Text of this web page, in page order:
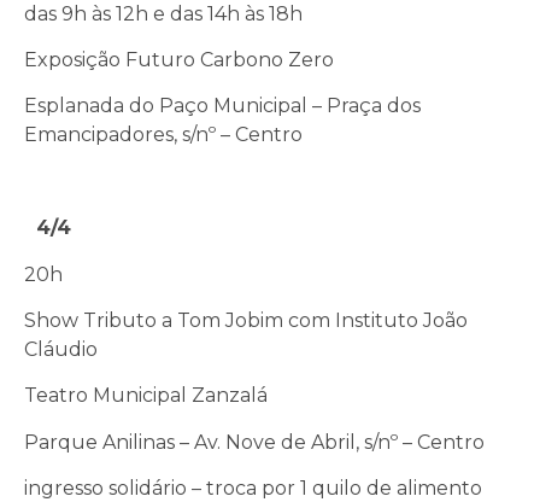
das 9h às 12h e das 14h às 18h
Exposição Futuro Carbono Zero
Esplanada do Paço Municipal – Praça dos
Emancipadores, s/nº – Centro
4/4
20h
Show Tributo a Tom Jobim com Instituto João
Cláudio
Teatro Municipal Zanzalá
Parque Anilinas – Av. Nove de Abril, s/nº – Centro
ingresso solidário – troca por 1 quilo de alimento